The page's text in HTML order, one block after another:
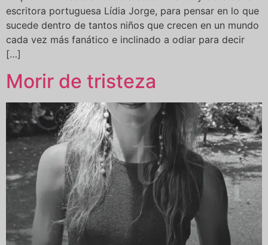
escritora portuguesa Lídia Jorge, para pensar en lo que
sucede dentro de tantos niños que crecen en un mundo
cada vez más fanático e inclinado a odiar para decir
[…]
Morir de tristeza